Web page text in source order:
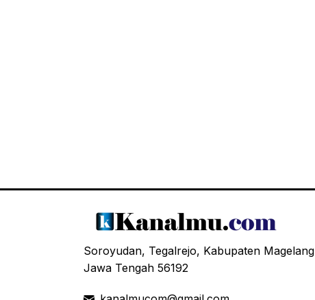
Soroyudan, Tegalrejo, Kabupaten Magelang
Jawa Tengah 56192